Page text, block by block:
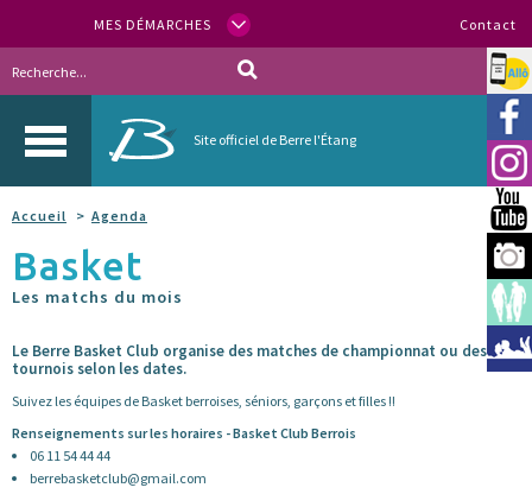
MES DÉMARCHES Contact
Site officiel de Berre l'Étang
Allo
Accueil Agenda
Basket
Les matchs du mois
Le Berre Basket Club organise des matches de championnat ou des
tournois selon les dates.
Suivez les équipes de Basket berroises, séniors, garçons et filles !!
Renseignements sur les horaires - Basket Club Berrois
06 11 54 44 44
berrebasketclub@gmail.com